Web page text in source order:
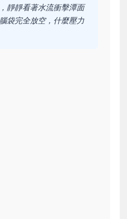
靜靜看著水流衝擊潭面
袋完全放空，什麼壓力